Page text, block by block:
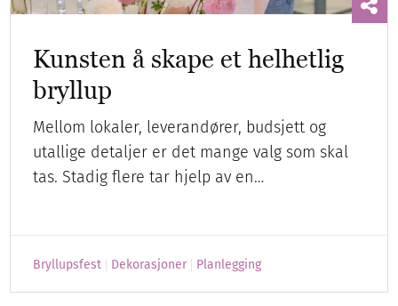
Kunsten å skape et helhetlig
bryllup
Mellom lokaler, leverandører, budsjett og
utallige detaljer er det mange valg som skal
tas. Stadig flere tar hjelp av en…
Bryllupsfest Dekorasjoner Planlegging